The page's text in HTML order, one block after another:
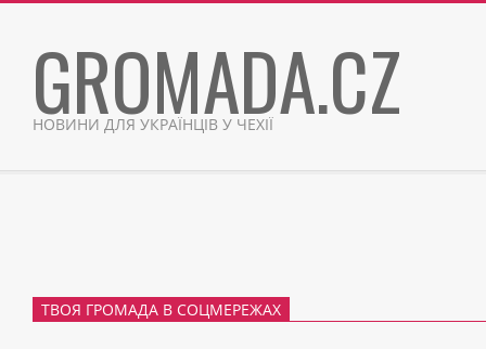
contentGROMADA.CZ
НОВИНИ ДЛЯ УКРАЇНЦІВ У ЧЕХІЇ
ТВОЯ ГРОМАДА В СОЦМЕРЕЖАХ